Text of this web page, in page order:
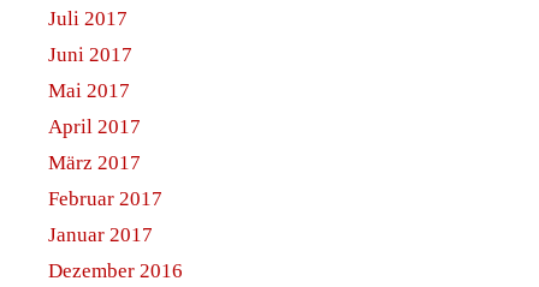
Juli 2017
Juni 2017
Mai 2017
April 2017
März 2017
Februar 2017
Januar 2017
Dezember 2016